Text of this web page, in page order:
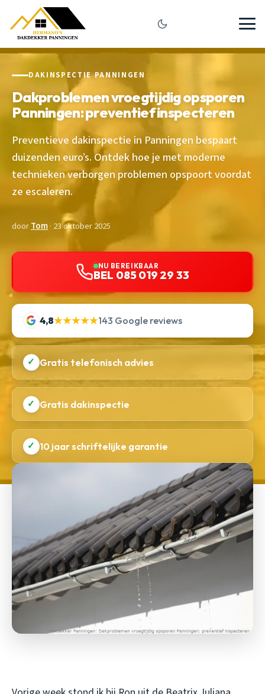
DAKINSPECTIE PANNINGEN
Dakproblemen vroegtijdig opsporen
Panningen: preventief inspecteren
Preventieve dakinspectie in Panningen bespaart
duizenden euro’s. Ontdek hoe je met moderne
technieken verborgen problemen opspoort voordat
ze escaleren.
doorTom· 23 oktober 2025
NU BEREIKBAAR
BEL 085 019 29 33
4,8★★★★★143 Google reviews
✓ Gratis telefonisch advies
✓ Gratis dakinspectie
✓ 10 jaar schriftelijke garantie